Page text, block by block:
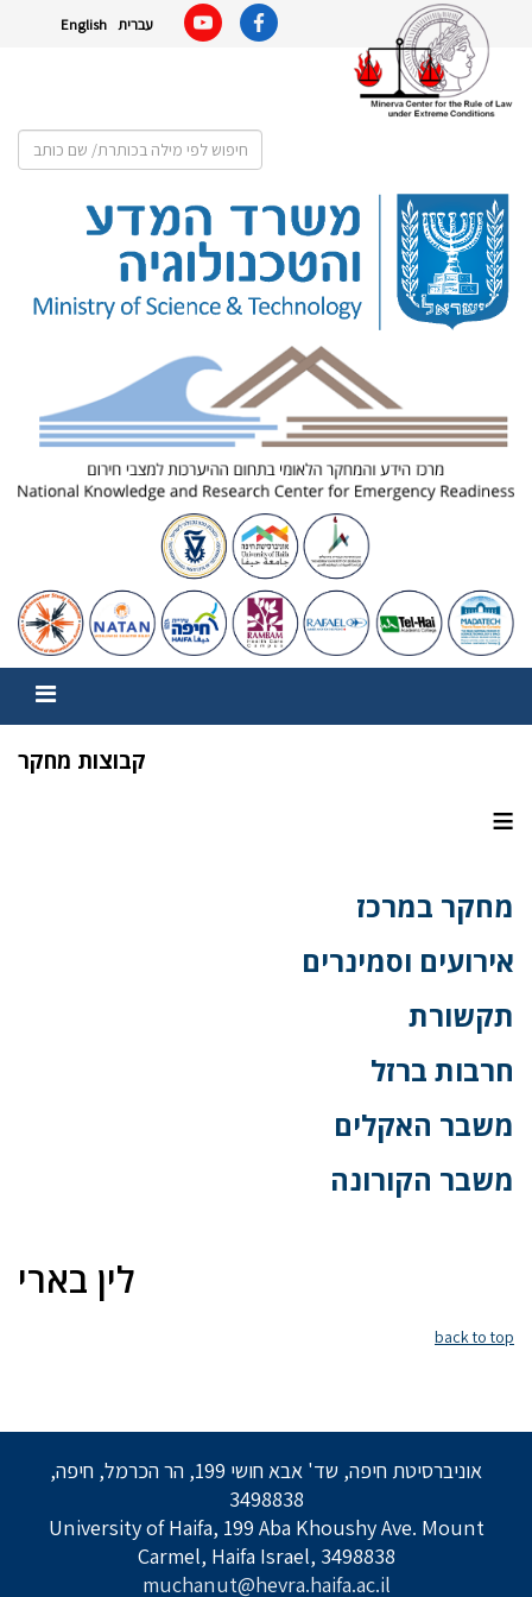
עברית English
קבוצות מחקר
≡
מחקר במרכז
אירועים וסמינרים
תקשורת
חרבות ברזל
משבר האקלים
משבר הקורונה
לין בארי
back to top
אוניברסיטת חיפה, שד' אבא חושי 199, הר הכרמל, חיפה,
3498838
University of Haifa, 199 Aba Khoushy Ave. Mount
Carmel, Haifa Israel, 3498838
muchanut@hevra.haifa.ac.il